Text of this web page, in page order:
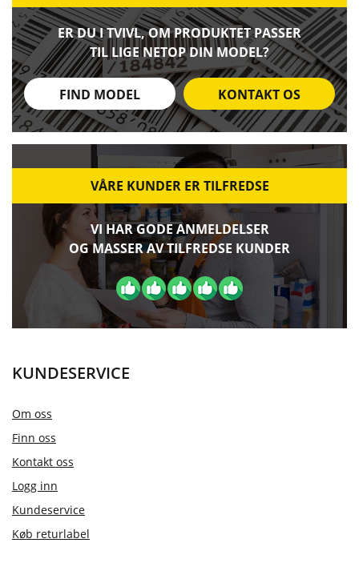
ER DU I TVIVL, OM PRODUKTET PASSER
TIL LIGE NETOP DIN MODEL?
FIND MODEL KONTAKT OS
VÅRE KUNDER ER TILFREDSE
VI HAR GODE ANMELDELSER
OG MASSER AV TILFREDSE KUNDER
KUNDESERVICE
Om oss
Finn oss
Kontakt oss
Logg inn
Kundeservice
Køb returlabel